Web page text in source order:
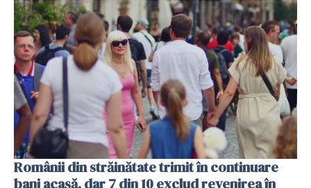
Românii din străinătate trimit în continuare
bani acasă, dar 7 din 10 exclud revenirea în